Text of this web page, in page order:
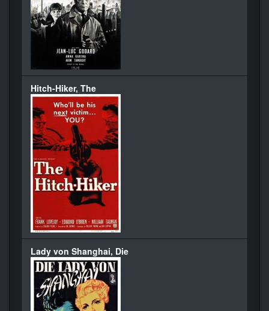
Hitch-Hiker, The
Lady von Shanghai, Die